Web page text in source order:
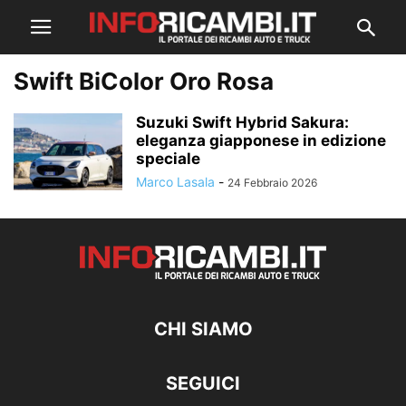
Swift BiColor Oro Rosa
Suzuki Swift Hybrid Sakura:
eleganza giapponese in edizione
speciale
Marco Lasala - 24 Febbraio 2026
CHI SIAMO
SEGUICI